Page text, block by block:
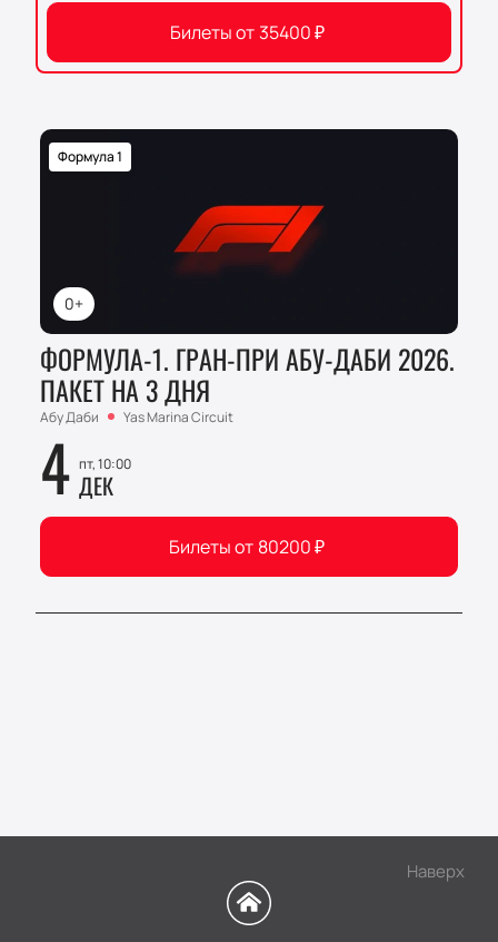
Билеты от 35400₽
0+
Формула 1
ФОРМУЛА-1. ГРАН-ПРИ АБУ-ДАБИ 2026.
ПАКЕТ НА 3 ДНЯ
Абу Даби Yas Marina Circuit
4 пт, 10:00
ДЕК
Билеты от 80200₽
Наверх